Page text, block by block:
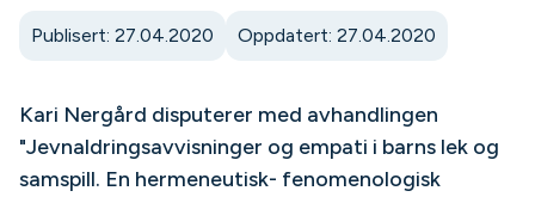
Publisert: 27.04.2020 Oppdatert: 27.04.2020
Kari Nergård disputerer med avhandlingen
"Jevnaldringsavvisninger og empati i barns lek og
samspill. En hermeneutisk- fenomenologisk